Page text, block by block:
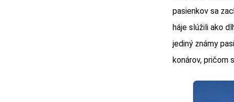
pasienkov sa
háje slúžili ako
jediný známy
konárov, pričom